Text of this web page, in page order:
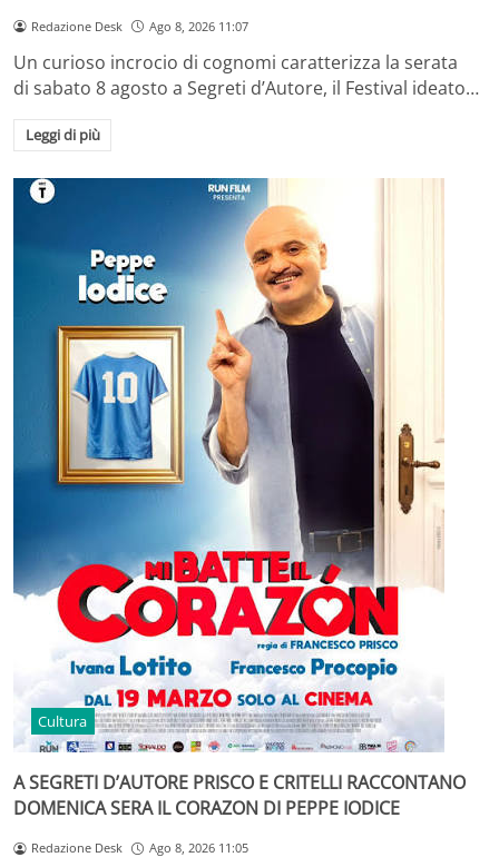
Redazione Desk Ago 8, 2026 11:07
Un curioso incrocio di cognomi caratterizza la serata
di sabato 8 agosto a Segreti d’Autore, il Festival ideato…
Leggi di più
Cultura
A SEGRETI D’AUTORE PRISCO E CRITELLI RACCONTANO
DOMENICA SERA IL CORAZON DI PEPPE IODICE
Redazione Desk Ago 8, 2026 11:05